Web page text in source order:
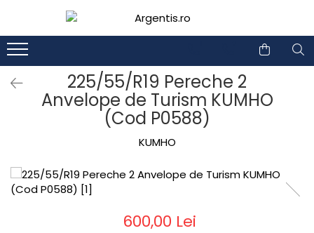
225/55/R19 Pereche 2
Anvelope de Turism KUMHO
(Cod P0588)
KUMHO
600,00 Lei